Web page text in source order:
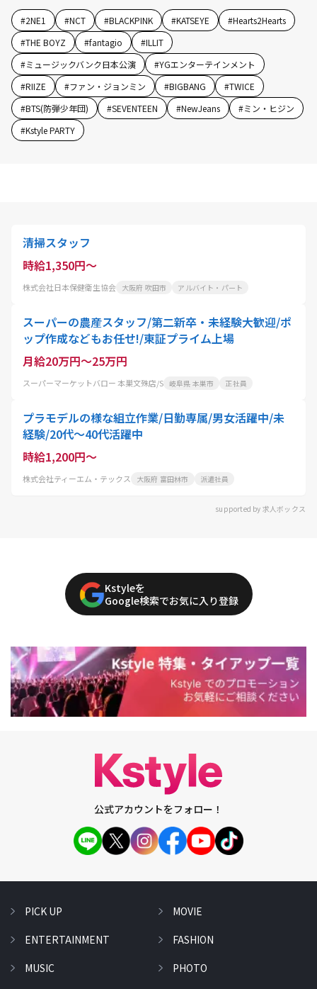
#2NE1 #NCT #BLACKPINK #KATSEYE #Hearts2Hearts
#THE BOYZ #fantagio #ILLIT
#ミュージックバンク日本公演 #YGエンターテインメント
#RIIZE #ファン・ジョンミン #BIGBANG #TWICE
#BTS(防弾少年団) #SEVENTEEN #NewJeans #ミン・ヒジン
#Kstyle PARTY
清掃スタッフ
時給1,350円～
株式会社日本保健衛生協会 大阪府 吹田市 アルバイト・パート
スーパーの農産スタッフ/第二新卒・未経験大歓迎/ポ
ップ作成などもお任せ!/東証プライム上場
月給20万円～25万円
スーパーマーケットバロー 本巣文殊店/S 岐阜県 本巣市 正社員
プラモデルの様な組立作業/日勤専属/男女活躍中/未
経験/20代～40代活躍中
時給1,200円～
株式会社ティーエム・テックス 大阪府 富田林市 派遣社員
supported by 求人ボックス
Kstyleを
Google検索でお気に入り登録
公式アカウントをフォロー！
PICK UP
ENTERTAINMENT
MUSIC
MOVIE
FASHION
PHOTO